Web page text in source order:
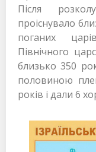
Після
проіснувало
поганих
Північного
близько 350
половиною
років і дали 6